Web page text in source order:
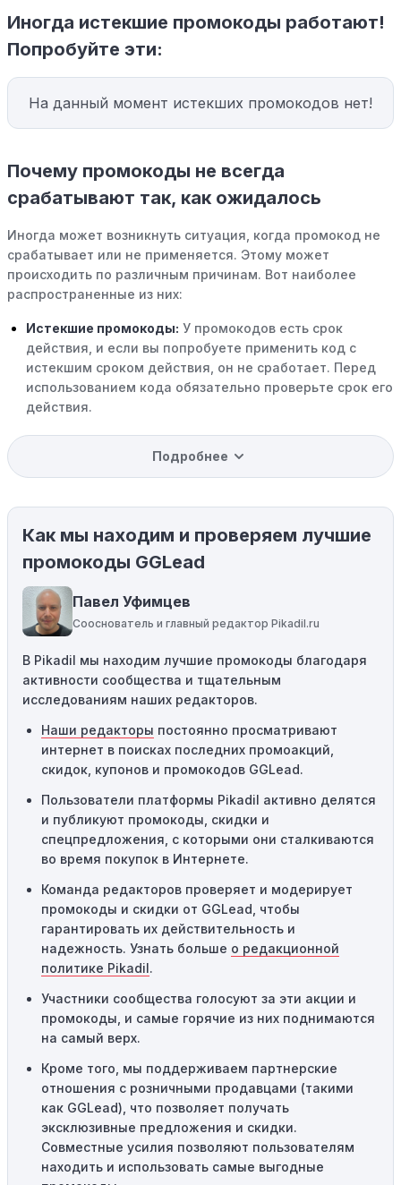
Иногда истекшие промокоды работают!
Попробуйте эти:
На данный момент истекших промокодов нет!
Почему промокоды не всегда
срабатывают так, как ожидалось
Иногда может возникнуть ситуация, когда промокод не
срабатывает или не применяется. Этому может
происходить по различным причинам. Вот наиболее
распространенные из них:
Истекшие промокоды: У промокодов есть срок
действия, и если вы попробуете применить код с
истекшим сроком действия, он не сработает. Перед
использованием кода обязательно проверьте срок его
действия.
Уже со скидкой:В некоторых случаях интересующий
вас товар может быть уже со скидкой. Некоторые
магазины предлагают скидки и акции напрямую, без
Ограничения на использование промокода:
Некоторые промокоды распространяются только на
определенные товары, бренды или категории. Если вы
пытаетесь применить код к товару, не
соответствующему критериям, он не сработает.
промокоды требуют соблюдения минимального
порога покупки, чтобы получить право на скидку. Если
сумма в корзине не соответствует указанному порогу,
код не сработает.
Географические ограничения:Действие некоторых
промокодов может быть ограничено определенными
местами или регионами. Если вы находитесь за
пределами указанного региона, то код не будет
применяться.
предназначены только для однократного
использования. Если код уже был использован кем-то
другим, он не будет действовать повторно.
Технические сбои:
привести к неработоспособности кодов промокодов. В
таких случаях следует обратиться за помощью в
службу поддержки.
Подробнее
Как мы находим и проверяем лучшие
промокоды GGLead
Павел Уфимцев
Сооснователь и главный редактор Pikadil.ru
В Pikadil мы находим лучшие промокоды благодаря
активности сообщества и тщательным
исследованиям наших редакторов.
Наши редакторы постоянно просматривают
интернет в поисках последних промоакций,
скидок, купонов и промокодов GGLead.
Пользователи платформы Pikadil активно делятся
и публикуют промокоды, скидки и
спецпредложения, с которыми они сталкиваются
во время покупок в Интернете.
Команда редакторов проверяет и модерирует
промокоды и скидки от GGLead, чтобы
гарантировать их действительность и
надежность. Узнать больше о редакционной
политике Pikadil.
Участники сообщества голосуют за эти акции и
промокоды, и самые горячие из них поднимаются
на самый верх.
Кроме того, мы поддерживаем партнерские
отношения с розничными продавцами (такими
как GGLead), что позволяет получать
эксклюзивные предложения и скидки.
Совместные усилия позволяют пользователям
находить и использовать самые выгодные